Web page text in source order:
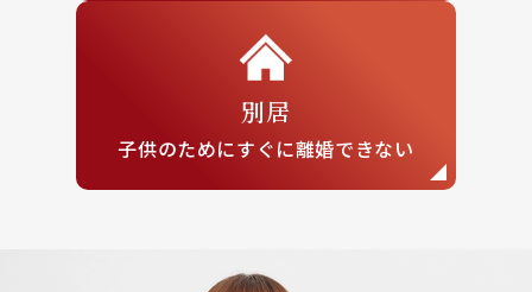
別居
子供のためにすぐに離婚できない